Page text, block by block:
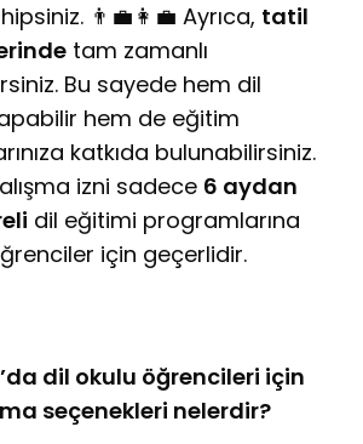
👨‍💼👩‍💼 Ayrıca, tatil
tam zamanlı
Bu sayede hem dil
hem de eğitim
katkıda bulunabilirsiniz.
izni sadece 6 aydan
dil eğitimi programlarına
için geçerlidir.
dil okulu öğrencileri için
seçenekleri nelerdir?